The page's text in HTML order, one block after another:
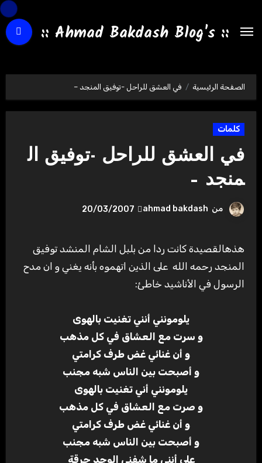
:: Ahmad Bakdash Blog's ::
الصفحة الرئيسية في العشق للراحل -توفيق المنجد –
كلمات
في العشق للراحل -توفيق ال
منجد –
من ahmad bakdash
20/03/2007
هذهالقصيدة كانت ردا من بلبل الشام المنشد توفيق
المنجد رحمه الله على الذين اتهموه بأنه يغني و ان مدح
الرسول في الأناشيد خاطئ:
يلومونني أنني تغنيت بالهوى
و سرت مع العشاق في كل مذهب
و أن غنائي غض طرف كرامتي
و أصبحت بين الناس شبه مجنب
يلومونني أني تغنيت بالهوى
و صرت مع العشاق في كل مذهب
و أن غنائي غض طرف كرامتي
و أصبحت بين الناس شبه مجنب
على أنني ما شفني الوجد حرقة